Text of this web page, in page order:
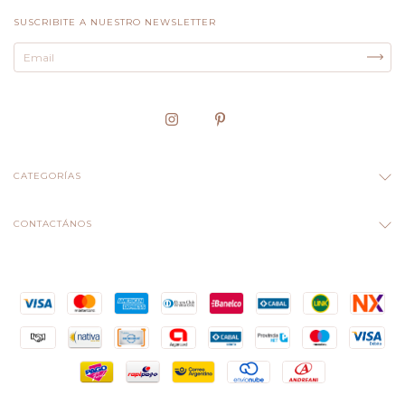
SUSCRIBITE A NUESTRO NEWSLETTER
CATEGORÍAS
CONTACTÁNOS